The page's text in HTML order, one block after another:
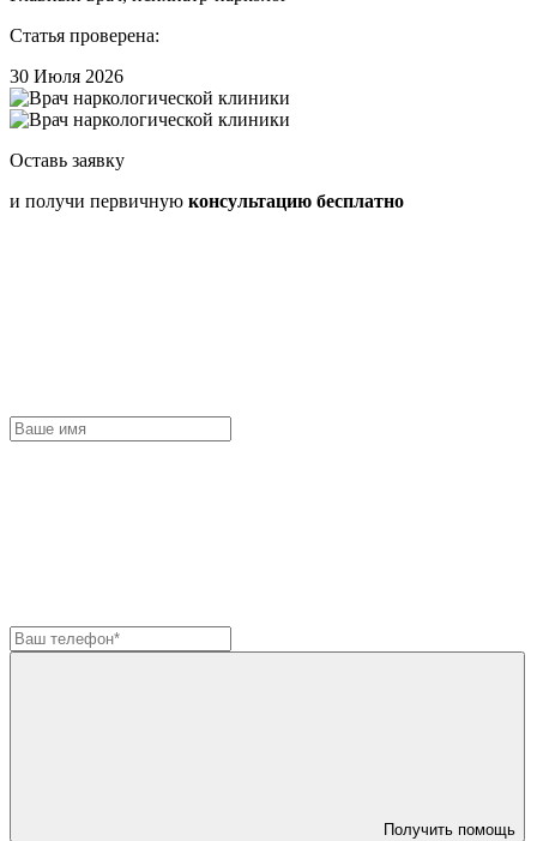
Статья проверена:
30 Июля 2026
Оставь заявку
и получи первичную консультацию бесплатно
Получить помощь